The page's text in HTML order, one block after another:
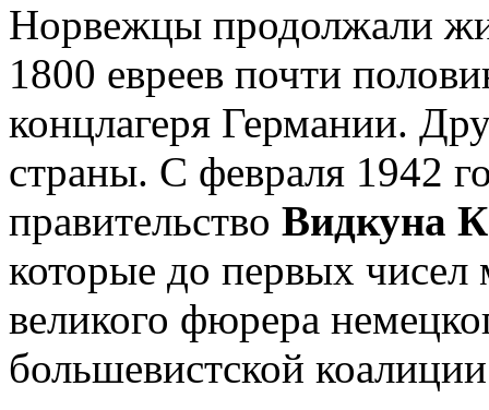
Норвежцы продолжали
1800 евреев почти
концлагеря Германии.
страны. С февраля 1942
правительство Видкуна
которые до первых чисел
великого фюрера
большевистской